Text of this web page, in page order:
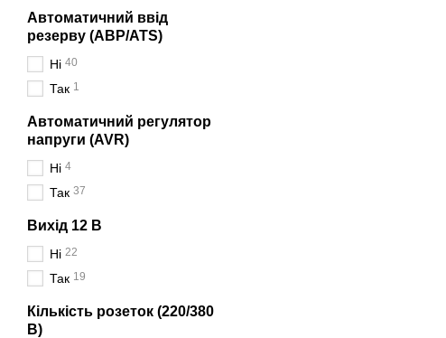
Автоматичний ввід
резерву (АВР/ATS)
Ні 40
Так 1
Автоматичний регулятор
напруги (AVR)
Ні 4
Так 37
Вихід 12 В
Ні 22
Так 19
Кількість розеток (220/380
В)